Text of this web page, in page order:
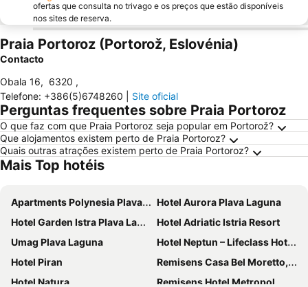
ofertas que consulta no trivago e os preços que estão disponíveis
nos sites de reserva.
Praia Portoroz (Portorož, Eslovénia)
Contacto
Obala 16, 6320 ,
Telefone: +386(5)6748260 Site oficial
Perguntas frequentes sobre Praia Portoroz
O que faz com que Praia Portoroz seja popular em Portorož?
Que alojamentos existem perto de Praia Portoroz?
Quais outras atrações existem perto de Praia Portoroz?
Mais Top hotéis
Apartments Polynesia Plava Laguna
Hotel Aurora Plava Laguna
Hotel Garden Istra Plava Laguna
Hotel Adriatic Istria Resort
Umag Plava Laguna
Hotel Neptun – Lifeclass Hotels & Spa, Portorož
Hotel Piran
Remisens Casa Bel Moretto, Annexe
Hotel Natura
Remisens Hotel Metropol